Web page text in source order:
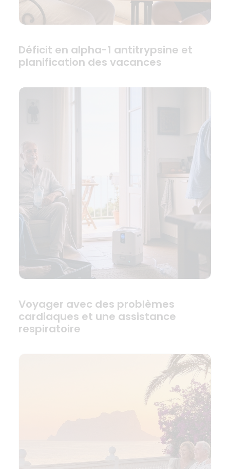
Déficit en alpha-1 antitrypsine et
planification des vacances
Voyager avec des problèmes
cardiaques et une assistance
respiratoire